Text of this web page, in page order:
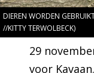
DIEREN WORDEN
//KITTY TERWOLBECK)
29
voor